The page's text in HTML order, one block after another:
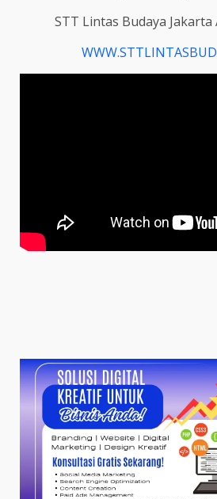
STT Lintas Budaya Jakarta